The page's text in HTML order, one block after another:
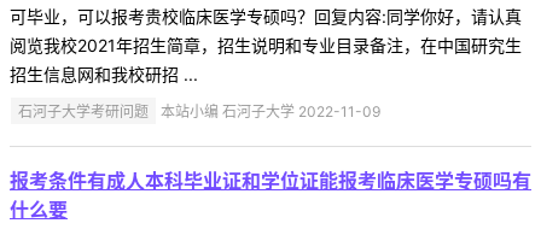
可毕业，可以报考贵校临床医学专硕吗？回复内容:同学你好，请认真
阅览我校2021年招生简章，招生说明和专业目录备注，在中国研究生
招生信息网和我校研招 ...
石河子大学考研问题 本站小编 石河子大学 2022-11-09
报考条件有成人本科毕业证和学位证能报考临床医学专硕吗有
什么要